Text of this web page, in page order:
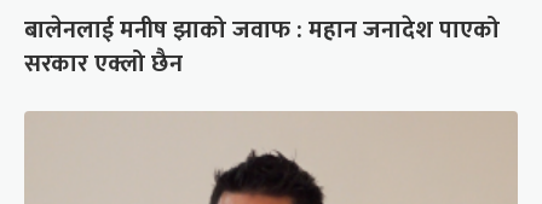
बालेनलाई मनीष झाको जवाफ : महान जनादेश पाएको
सरकार एक्लो छैन